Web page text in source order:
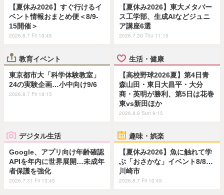
【夏休み2026】すぐ行けるイ
ベント情報おまとめ便＜8/9-
15開催＞
2026.8.7 Fri 19:45
【夏休み2026】東大メタバー
ス工学部、生成AIなどジュニ
ア講座6選
2026.7.30 Thu 11:15
教育イベント
東京都市大「科学体験教室」
24の実験企画…小中向け9/6
2026.8.7 Fri 18:15
生活・健康
【高校野球2026夏】第4日青
森山田・東日大昌平・大分
商・英明が勝利、第5日は花巻
東vs新田ほか
2026.8.9 Sun 9:15
デジタル生活
Google、アプリ向け年齢確認
APIを年内に世界展開…未成年
者保護を強化
2026.7.31 Fri 13:45
趣味・娯楽
【夏休み2026】魚に触れて学
ぶ「おさかな」イベント8/8…
川崎市
2026.8.7 Fri 10:45